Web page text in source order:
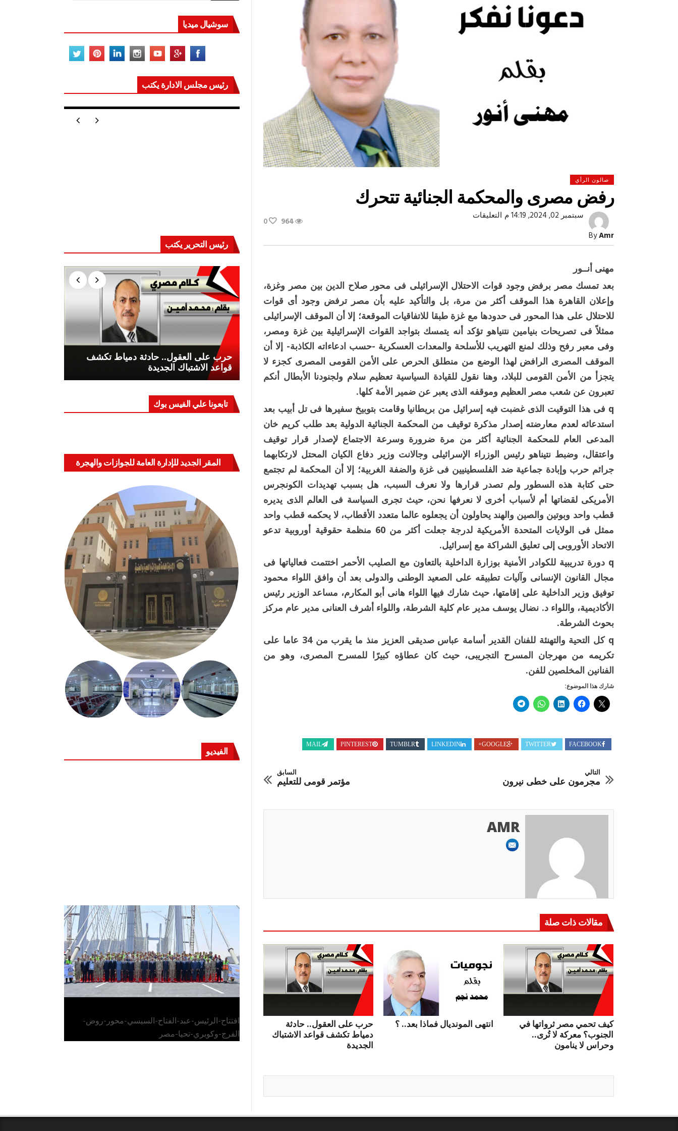
صالون الرأي
رفض مصرى والمحكمة الجنائية تتحرك
ByAmr
سبتمبر 02, 2024, 14:19 م التعليقات
الجنائية
964
0
مهنى أنــور
بعد تمسك مصر برفض وجود قوات الاحتلال الإسرائيلى فى محور صلاح الدين بين مصر وغزة،
وإعلان القاهرة هذا الموقف أكثر من مرة، بل والتأكيد عليه بأن مصر ترفض وجود أى قوات
للاحتلال على هذا المحور فى حدودها مع غزة طبقا للاتفاقيات الموقعة؛ إلا أن الموقف الإسرائيلى
ممثلاً فى تصريحات بنيامين نتنياهو تؤكد أنه يتمسك بتواجد القوات الإسرائيلية بين غزة ومصر،
وفى معبر رفح وذلك لمنع التهريب للأسلحة والمعدات العسكرية -حسب ادعاءاته الكاذبة- إلا أن
الموقف المصرى الرافض لهذا الوضع من منطلق الحرص على الأمن القومى المصرى كجزء لا
يتجزأ من الأمن القومى للبلاد، وهنا نقول للقيادة السياسية تعظيم سلام ولجنودنا الأبطال أنكم
تعبرون عن شعب مصر العظيم وموقفه الذى يعبر عن ضمير الأمة كلها.
q فى هذا التوقيت الذى غضبت فيه إسرائيل من بريطانيا وقامت بتوبيخ سفيرها فى تل أبيب بعد
استدعائه لعدم معارضته إصدار مذكرة توقيف من المحكمة الجنائية الدولية بعد طلب كريم خان
المدعى العام للمحكمة الجنائية أكثر من مرة ضرورة وسرعة الاجتماع لإصدار قرار توقيف
واعتقال، وضبط نتيناهو رئيس الوزراء الإسرائيلى وجالانت وزير دفاع الكيان المحتل لارتكابهما
جرائم حرب وإبادة جماعية ضد الفلسطينيين فى غزة والضفة الغربية؛ إلا أن المحكمة لم تجتمع
حتى كتابة هذه السطور ولم تصدر قرارها ولا نعرف السبب، هل بسبب تهديدات الكونجرس
الأمريكى لقضاتها أم لأسباب أخرى لا نعرفها نحن، حيث تجرى السياسة فى العالم الذى يديره
قطب واحد وبوتين والصين والهند يحاولون أن يجعلوه عالما متعدد الأقطاب، لا يحكمه قطب واحد
ممثل فى الولايات المتحدة الأمريكية لدرجة جعلت أكثر من 60 منظمة حقوقية أوروبية تدعو
الاتحاد الأوروبى إلى تعليق الشراكة مع إسرائيل.
q دورة تدريبية للكوادر الأمنية بوزارة الداخلية بالتعاون مع الصليب الأحمر اختتمت فعالياتها فى
مجال القانون الإنسانى وآليات تطبيقه على الصعيد الوطنى والدولى بعد أن وافق اللواء محمود
توفيق وزير الداخلية على إقامتها، حيث شارك فيها اللواء هانى أبو المكارم، مساعد الوزير رئيس
الأكاديمية، واللواء د. نضال يوسف مدير عام كلية الشرطة، واللواء أشرف العنانى مدير عام مركز
بحوث الشرطة.
q كل التحية والتهنئة للفنان القدير أسامة عباس صديقى العزيز منذ ما يقرب من 34 عاما على
تكريمه من مهرجان المسرح التجريبى، حيث كان عطاؤه كبيرًا للمسرح المصرى، وهو من
الفنانين المخلصين للفن.
شارك هذا الموضوع:
FACEBOOK
TWITTER
GOOGLE+
LINKEDIN
TUMBLR
PINTEREST
MAIL
السابق
مؤتمر قومى للتعليم
التالي
مجرمون على خطى نيرون
AMR
مقالات ذات صلة
حرب على العقول.. حادثة
دمياط تكشف قواعد الاشتباك
الجديدة
انتهى المونديال فماذا بعد.. ؟
كيف تحمي مصر ثرواتها في
الجنوب؟ معركة لا تُرى..
وحراس لا ينامون
سوشيال ميديا
رئيس مجلس الادارة يكتب
مصر تعيد للعالم اتزانه
التشجيع «أخلاق» وليس «تحفيل»
رئيس التحرير يكتب
حرب على العقول.. حادثة دمياط تكشف
قواعد الاشتباك الجديدة
كيف تحمي مصر ثرواتها في الجنوب؟
معركة لا تُرى.. وحراس لا ينامون
جهاز مستقبل مصر نموذجا.. لماذا تُنشئ
الدول كيانات تنموية عملاقة؟
تابعونا علي الفيس بوك
المقر الجديد للإدارة العامة للجوازات والهجرة
الفيديو
الرئيس عبد الفتاح السيسي يفتتح محور روض
الفرج وكوبري تحيا مصر
افتتاح-الرئيس-عبد-الفتاح-السيسي-محور-روض-
الفرج-وكوبري-تحيا-مصر